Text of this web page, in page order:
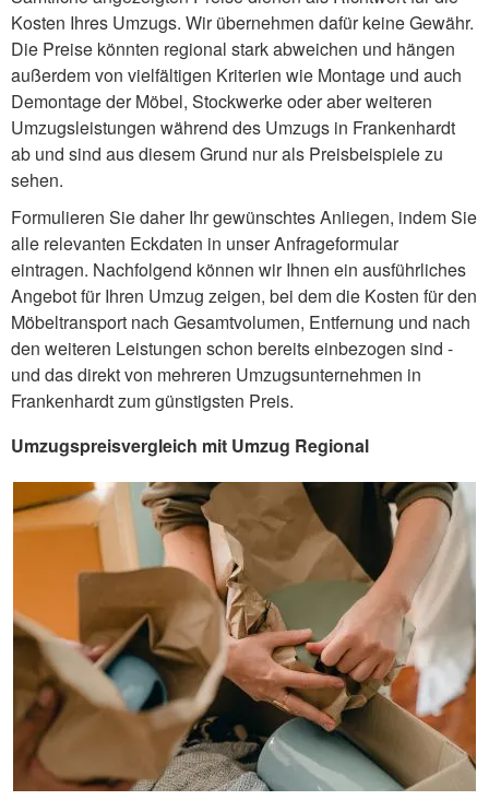
Kosten Ihres Umzugs. Wir übernehmen dafür keine Gewähr.
Die Preise könnten regional stark abweichen und hängen
außerdem von vielfältigen Kriterien wie Montage und auch
Demontage der Möbel, Stockwerke oder aber weiteren
Umzugsleistungen während des Umzugs in Frankenhardt
ab und sind aus diesem Grund nur als Preisbeispiele zu
sehen.
Formulieren Sie daher Ihr gewünschtes Anliegen, indem Sie
alle relevanten Eckdaten in unser Anfrageformular
eintragen. Nachfolgend können wir Ihnen ein ausführliches
Angebot für Ihren Umzug zeigen, bei dem die Kosten für den
Möbeltransport nach Gesamtvolumen, Entfernung und nach
den weiteren Leistungen schon bereits einbezogen sind -
und das direkt von mehreren Umzugsunternehmen in
Frankenhardt zum günstigsten Preis.
Umzugspreisvergleich mit Umzug Regional